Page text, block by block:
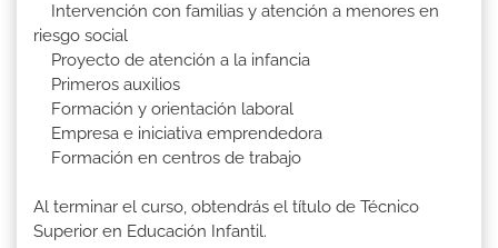
Intervención con familias y atención a menores en
riesgo social
Proyecto de atención a la infancia
Primeros auxilios
Formación y orientación laboral
Empresa e iniciativa emprendedora
Formación en centros de trabajo
Al terminar el curso, obtendrás el título de Técnico
Superior en Educación Infantil.